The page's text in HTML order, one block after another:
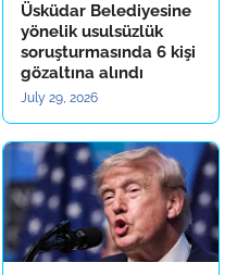
Üsküdar Belediyesine
yönelik usulsüzlük
soruşturmasında 6 kişi
gözaltına alındı
July 29, 2026